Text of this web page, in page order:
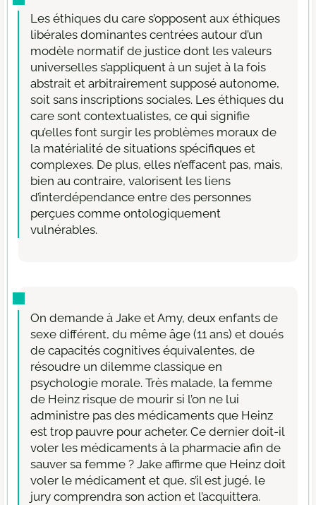
Les éthiques du care s’opposent aux éthiques
libérales dominantes centrées autour d’un
modèle normatif de justice dont les valeurs
universelles s’appliquent à un sujet à la fois
abstrait et arbitrairement supposé autonome,
soit sans inscriptions sociales. Les éthiques du
care sont contextualistes, ce qui signifie
qu’elles font surgir les problèmes moraux de
la matérialité de situations spécifiques et
complexes. De plus, elles n’effacent pas, mais,
bien au contraire, valorisent les liens
d’interdépendance entre des personnes
perçues comme ontologiquement
vulnérables.
On demande à Jake et Amy, deux enfants de
sexe différent, du même âge (11 ans) et doués
de capacités cognitives équivalentes, de
résoudre un dilemme classique en
psychologie morale. Très malade, la femme
de Heinz risque de mourir si l’on ne lui
administre pas des médicaments que Heinz
est trop pauvre pour acheter. Ce dernier doit-il
voler les médicaments à la pharmacie afin de
sauver sa femme ? Jake affirme que Heinz doit
voler le médicament et que, s’il est jugé, le
jury comprendra son action et l’acquittera.